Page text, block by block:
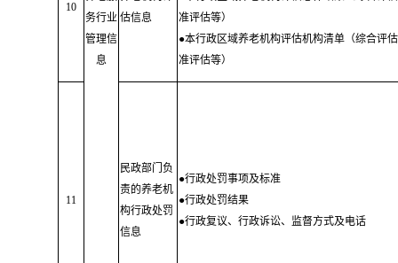
务行业
管理信
息
10
估信息
准评估等）
●本行政区域养老机构评估机构清单（综合评
准评估等）
11
民政部门负
责的养老机
构行政处罚
信息
●行政处罚事项及标准
●行政处罚结果
●行政复议、行政诉讼、监督方式及电话